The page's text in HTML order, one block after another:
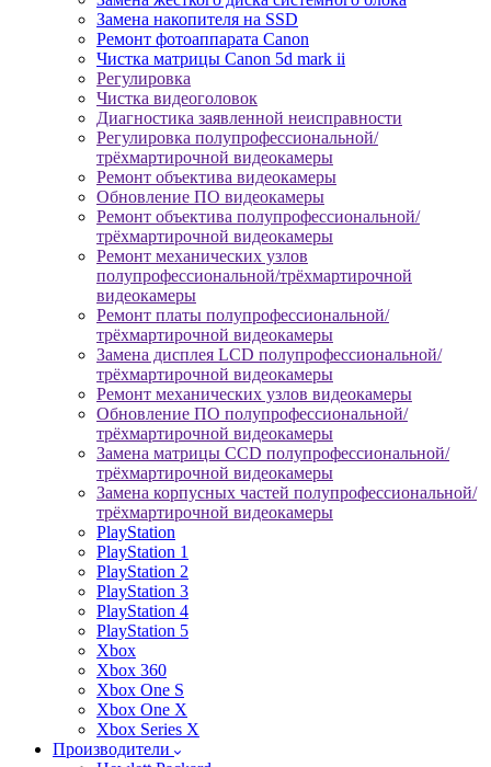
Замена накопителя на SSD
Ремонт фотоаппарата Canon
Чистка матрицы Canon 5d mark ii
Регулировка
Чистка видеоголовок
Диагностика заявленной неисправности
Регулировка полупрофессиональной/
трёхмартирочной видеокамеры
Ремонт объектива видеокамеры
Обновление ПО видеокамеры
Ремонт объектива полупрофессиональной/
трёхмартирочной видеокамеры
Ремонт механических узлов
полупрофессиональной/трёхмартирочной
видеокамеры
Ремонт платы полупрофессиональной/
трёхмартирочной видеокамеры
Замена дисплея LCD полупрофессиональной/
трёхмартирочной видеокамеры
Ремонт механических узлов видеокамеры
Обновление ПО полупрофессиональной/
трёхмартирочной видеокамеры
Замена матрицы CCD полупрофессиональной/
трёхмартирочной видеокамеры
Замена корпусных частей полупрофессиональной/
трёхмартирочной видеокамеры
PlayStation
PlayStation 1
PlayStation 2
PlayStation 3
PlayStation 4
PlayStation 5
Xbox
Xbox 360
Xbox One S
Xbox One X
Xbox Series X
Производители